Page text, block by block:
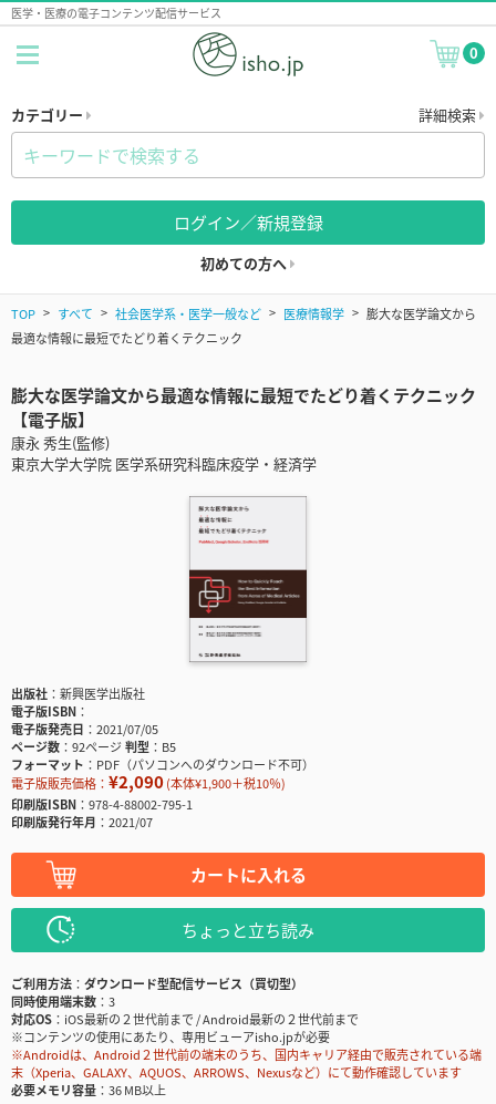
医学・医療の電子コンテンツ配信サービス
0
カテゴリー 詳細検索
ログイン／新規登録
初めての方へ
TOP すべて 社会医学系・医学一般など 医療情報学
膨大な医学論文から
最適な情報に最短でたどり着くテクニック
膨大な医学論文から最適な情報に最短でたどり着くテクニック
【電子版】
康永 秀生(監修)
東京大学大学院 医学系研究科臨床疫学・経済学
出版社
新興医学出版社
電子版ISBN
電子版発売日
2021/07/05
ページ数
92ページ判型
B5
フォーマット
PDF（パソコンへのダウンロード不可）
電子版販売価格： ¥2,090(本体¥1,900＋税10％)
印刷版ISBN
978-4-88002-795-1
印刷版発行年月
2021/07
カートに入れる
ちょっと立ち読み
ご利用方法
ダウンロード型配信サービス（買切型）
同時使用端末数
3
対応OS
iOS最新の２世代前まで / Android最新の２世代前まで
※コンテンツの使用にあたり、専用ビューアisho.jpが必要
※Androidは、Android２世代前の端末のうち、国内キャリア経由で販売されている端
末（Xperia、GALAXY、AQUOS、ARROWS、Nexusなど）にて動作確認しています
必要メモリ容量
36 MB以上